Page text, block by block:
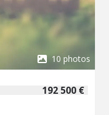
10 photos
192 500 €